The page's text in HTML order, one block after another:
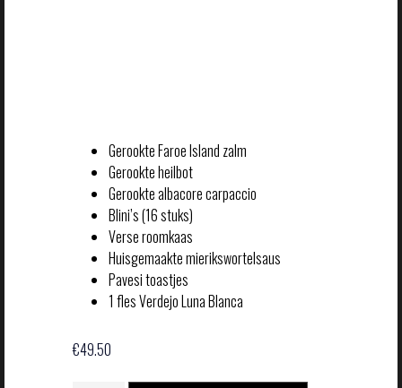
Gerookte Faroe Island zalm
Gerookte heilbot
Gerookte albacore carpaccio
Blini’s (16 stuks)
Verse roomkaas
Huisgemaakte mierikswortelsaus
Pavesi toastjes
1 fles Verdejo Luna Blanca
€49.50